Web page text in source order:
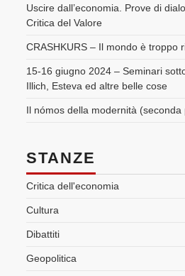
Uscire dall’economia. Prove di
Critica del Valore
CRASHKURS – Il mondo è troppo
15-16 giugno 2024 – Seminari
Illich, Esteva ed altre belle cose
Il nómos della modernità (seconda
STANZE
Critica dell'economia
Cultura
Dibattiti
Geopolitica